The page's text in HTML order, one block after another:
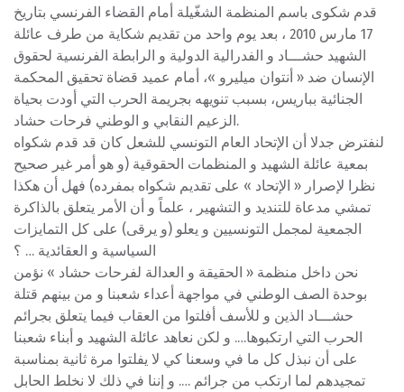
قدم شكوى باسم المنظمة الشغّيلة أمام القضاء الفرنسي بتاريخ
17 مارس 2010 ، بعد يوم واحد من تقديم شكاية من طرف عائلة
الشهيد حشـــاد و الفدرالية الدولية و الرابطة الفرنسية لحقوق
الإنسان ضد « أنتوان ميليرو »، أمام عميد قضاة تحقيق المحكمة
الجنائية بباريس، بسبب تنويهه بجريمة الحرب التي أودت بحياة
الزعيم النقابي و الوطني فرحات حشاد.
لنفترض جدلا أن الإتحاد العام التونسي للشعل كان قد قدم شكواه
بمعية عائلة الشهيد و المنظمات الحقوقية (و هو أمر غير صحيح
نظرا لإصرار « الإتحاد » على تقديم شكواه بمفرده) فهل أن هكذا
تمشي مدعاة للتنديد و التشهير ، علماً و أن الأمر يتعلق بالذاكرة
الجمعية لمجمل التونسيين و يعلو (و يرقى) على كل التمايزات
السياسية و العقائدية … ؟
نحن داخل منظمة « الحقيقة و العدالة لفرحات حشاد » نؤمن
بوحدة الصف الوطني في مواجهة أعداء شعبنا و من بينهم قتلة
حشـــاد الذين و للأسف أفلتوا من العقاب فيما يتعلق بجرائم
الحرب التي ارتكبوها…. و لكن نعاهد عائلة الشهيد و أبناء شعبنا
على أن نبذل كل ما في وسعنا كي لا يفلتوا مرة ثانية بمناسبة
تمجيدهم لما ارتكب من جرائم …. و إننا في ذلك لا نخلط الحابل